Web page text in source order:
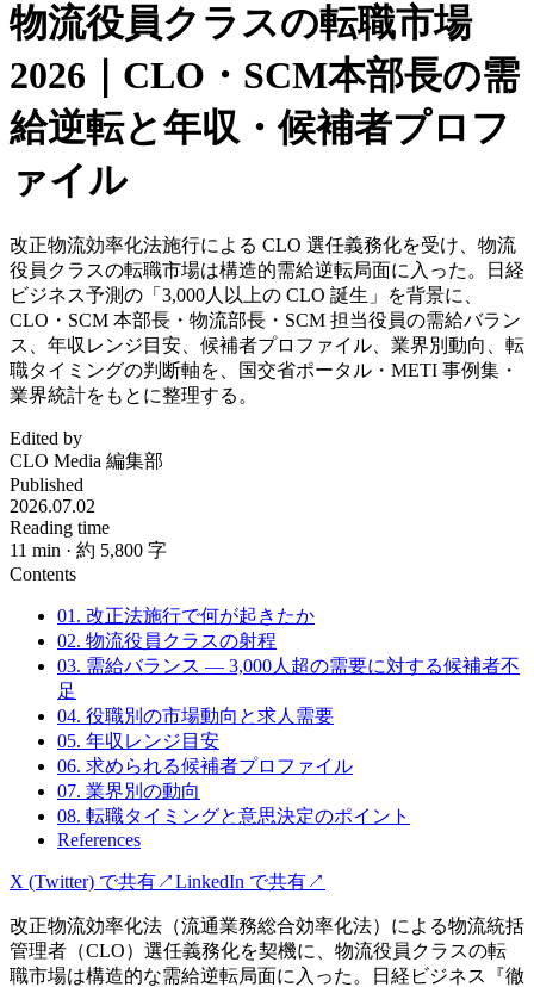
物流役員クラスの転職市場
2026｜CLO・SCM本部長の需
給逆転と年収・候補者プロフ
ァイル
改正物流効率化法施行による CLO 選任義務化を受け、物流
役員クラスの転職市場は構造的需給逆転局面に入った。日経
ビジネス予測の「3,000人以上の CLO 誕生」を背景に、
CLO・SCM 本部長・物流部長・SCM 担当役員の需給バラン
ス、年収レンジ目安、候補者プロファイル、業界別動向、転
職タイミングの判断軸を、国交省ポータル・METI 事例集・
業界統計をもとに整理する。
Edited by
CLO Media 編集部
Published
2026.07.02
Reading time
11 min · 約 5,800 字
Contents
01. 改正法施行で何が起きたか
02. 物流役員クラスの射程
03. 需給バランス — 3,000人超の需要に対する候補者不
足
04. 役職別の市場動向と求人需要
05. 年収レンジ目安
06. 求められる候補者プロファイル
07. 業界別の動向
08. 転職タイミングと意思決定のポイント
References
X (Twitter) で共有↗LinkedIn で共有↗
改正物流効率化法（流通業務総合効率化法）による物流統括
管理者（CLO）選任義務化を契機に、物流役員クラスの転
職市場は構造的な需給逆転局面に入った。日経ビジネス『徹